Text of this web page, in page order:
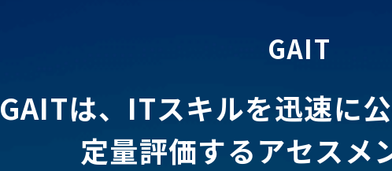
GAIT
GAITは、ITスキルを迅速に
定量評価するアセスメ